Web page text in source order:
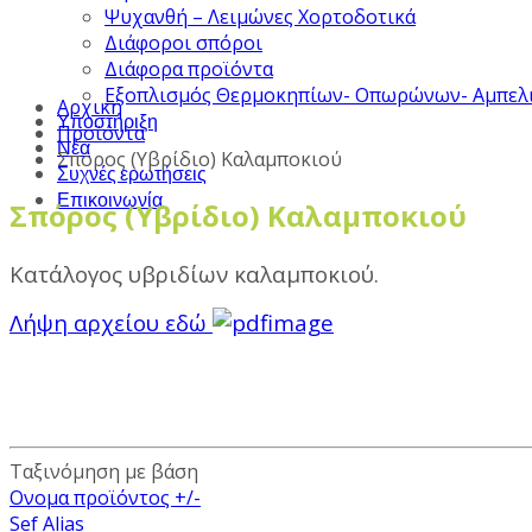
Ψυχανθή – Λειμώνες Χορτοδοτικά
Διάφοροι σπόροι
Διάφορα προϊόντα
Εξοπλισμός Θερμοκηπίων- Οπωρώνων-
Υποστήριξη
Νέα
Συχνές ερωτήσεις
Επικοινωνία
Αρχική
Προϊόντα
Σπόρος (Υβρίδιο) Καλαμποκιού
Σπόρος (Υβρίδιο) Καλαμποκιού
Κατάλογος υβριδίων καλαμποκιού.
Λήψη αρχείου εδώ
Ταξινόμηση με βάση
Ονομα προϊόντος +/-
Sef Alias